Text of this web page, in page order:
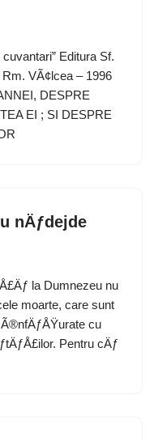
Editura Sf.
VÃ¢lcea – 1996
DESPRE
EI ; SI DESPRE
nÄƒdejde
la Dumnezeu nu
moarte, care sunt
cu
Pentru cÄƒ